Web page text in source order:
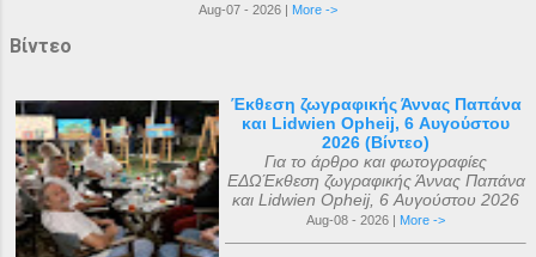
Aug-07 - 2026 | More ->
Βίντεο
Έκθεση ζωγραφικής Άννας Παπάνα
και Lidwien Opheij, 6 Αυγούστου
2026 (Βίντεο)
Για το άρθρο και φωτογραφίες
ΕΔΩΈκθεση ζωγραφικής Άννας Παπάνα
και Lidwien Opheij, 6 Αυγούστου 2026
Aug-08 - 2026 | More ->